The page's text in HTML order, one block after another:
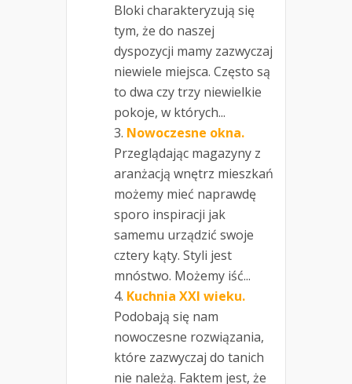
Bloki charakteryzują się
tym, że do naszej
dyspozycji mamy zazwyczaj
niewiele miejsca. Często są
to dwa czy trzy niewielkie
pokoje, w których...
Nowoczesne okna.
Przeglądając magazyny z
aranżacją wnętrz mieszkań
możemy mieć naprawdę
sporo inspiracji jak
samemu urządzić swoje
cztery kąty. Styli jest
mnóstwo. Możemy iść...
Kuchnia XXI wieku.
Podobają się nam
nowoczesne rozwiązania,
które zazwyczaj do tanich
nie należą. Faktem jest, że